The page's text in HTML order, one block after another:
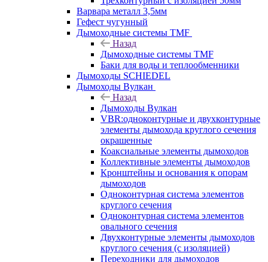
Варвара металл 3,5мм
Гефест чугунный
Дымоходные системы TMF
Назад
Дымоходные системы TMF
Баки для воды и теплообменники
Дымоходы SCHIEDEL
Дымоходы Вулкан
Назад
Дымоходы Вулкан
VBR:одноконтурные и двухконтурные
элементы дымохода круглого сечения
окрашенные
Коаксиальные элементы дымоходов
Коллективные элементы дымоходов
Кронштейны и основания к опорам
дымоходов
Одноконтурная система элементов
круглого сечения
Одноконтурная система элементов
овального сечения
Двухконтурные элементы дымоходов
круглого сечения (с изоляцией)
Переходники для дымоходов